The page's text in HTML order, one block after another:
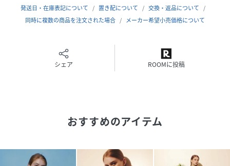
安心感のあるネックラインで着やすく、幅広いスタイリング
に取り入れやすい一着です。
※照明の関係により、実際よりも色味が違って見える場合が
ございます。
レディース
原産国 中国
発送日・在庫表記について 置き配について
交換・返品について
同時に複数の商品を注文された場合
メーカー希望小売価格について
シェア ROOMに投稿
おすすめのアイテム